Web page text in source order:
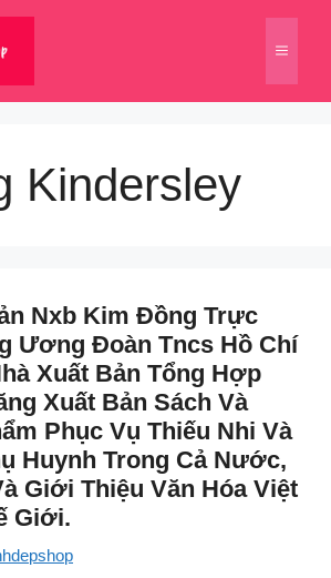
Menu
Kindersley
Nxb Kim Đồng Trực
Ương Đoàn Tncs Hồ Chí
Xuất Bản Tổng Hợp
Xuất Bản Sách Và
Phục Vụ Thiếu Nhi Và
Huynh Trong Cả Nước,
Giới Thiệu Văn Hóa Việt
Giới.